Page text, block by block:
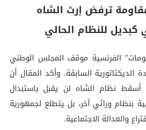
ترفض إرث الشاه
كبديل للنظام الحالي
الفرنسية موقف المجلس الوطني
الديكتاتورية السابقة. وأكد المقال أن
أسقط نظام الشاه لن يقبل باستبدال
بنظام وراثي آخر، بل يتطلع لجمهورية
والعدالة الاجتماعية.